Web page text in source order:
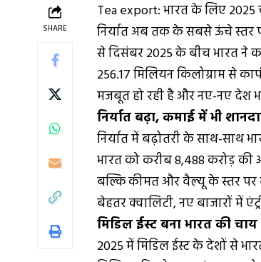
SHARE
Tea export: भारत के लिए
निर्यात अब तक के सबसे ऊंचे स्तर
से दिसंबर 2025 के बीच भारत ने
256.17 मिलियन किलोग्राम से
मजबूत हो रही है और नए-नए देश
निर्यात बढ़ा, कमाई में भी
निर्यात में बढ़ोतरी के साथ-साथ
भारत को करीब ₹8,488 करोड़ की
बल्कि कीमत और वैल्यू के स्तर पर
बेहतर क्वालिटी, नए बाजारों में
मिडिल ईस्ट बना भारत की
2025 में मिडिल ईस्ट के देशों से